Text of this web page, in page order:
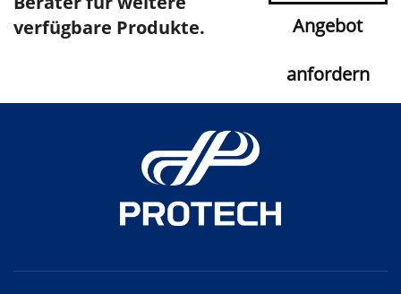
verfügbare Produkte.
Angebot
anfordern